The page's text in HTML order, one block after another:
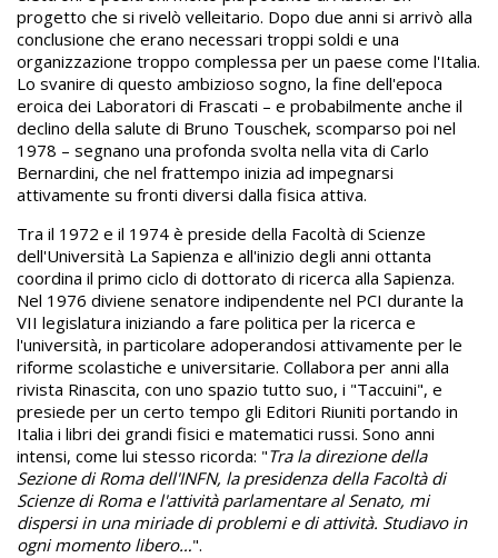
progetto che si rivelò velleitario. Dopo due anni si arrivò alla
conclusione che erano necessari troppi soldi e una
organizzazione troppo complessa per un paese come l'Italia.
Lo svanire di questo ambizioso sogno, la fine dell'epoca
eroica dei Laboratori di Frascati – e probabilmente anche il
declino della salute di Bruno Touschek, scomparso poi nel
1978 – segnano una profonda svolta nella vita di Carlo
Bernardini, che nel frattempo inizia ad impegnarsi
attivamente su fronti diversi dalla fisica attiva.
Tra il 1972 e il 1974 è preside della Facoltà di Scienze
dell'Università La Sapienza e all'inizio degli anni ottanta
coordina il primo ciclo di dottorato di ricerca alla Sapienza.
Nel 1976 diviene senatore indipendente nel PCI durante la
VII legislatura iniziando a fare politica per la ricerca e
l'università, in particolare adoperandosi attivamente per le
riforme scolastiche e universitarie. Collabora per anni alla
rivista Rinascita, con uno spazio tutto suo, i "Taccuini", e
presiede per un certo tempo gli Editori Riuniti portando in
Italia i libri dei grandi fisici e matematici russi. Sono anni
intensi, come lui stesso ricorda: "Tra la direzione della
Sezione di Roma dell'INFN, la presidenza della Facoltà di
Scienze di Roma e l'attività parlamentare al Senato, mi
dispersi in una miriade di problemi e di attività. Studiavo in
ogni momento libero…".